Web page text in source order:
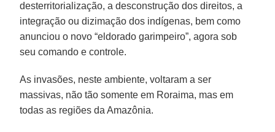
desterritorialização, a desconstrução dos direitos, a
integração ou dizimação dos indígenas, bem como
anunciou o novo “eldorado garimpeiro”, agora sob
seu comando e controle.
As invasões, neste ambiente, voltaram a ser
massivas, não tão somente em Roraima, mas em
todas as regiões da Amazônia.